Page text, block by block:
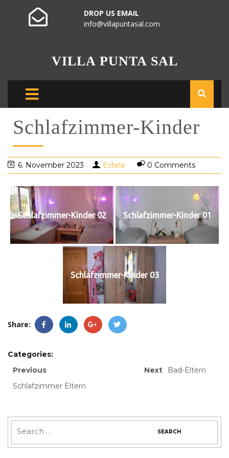
DROP US EMAIL
info@villapuntasal.com
VILLA PUNTA SAL
Schlafzimmer-Kinder
6. November 2023 Estela 0 Comments
Schlafzimmer-Kinder 02 Schlafzimmer-Kinder 01
Schlafzimmer-Kinder 03
Share:
Categories:
Previous
Schlafzimmer Eltern
Next Bad-Eltern